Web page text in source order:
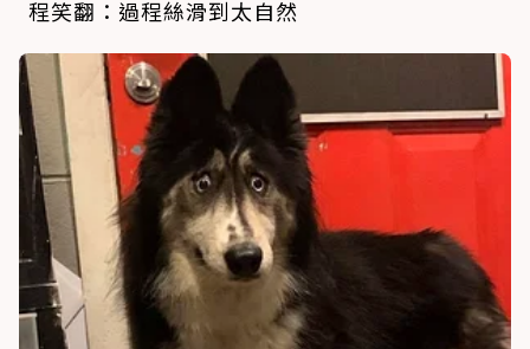
程笑翻：過程絲滑到太自然